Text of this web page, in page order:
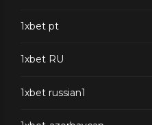
1xbet pt
1xbet RU
1xbet russian1